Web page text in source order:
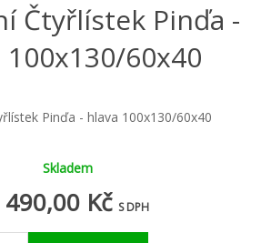
Čtyřlístek Pinďa -
100x130/60x40
Pinďa - hlava 100x130/60x40
Skladem
490,00 Kč S DPH